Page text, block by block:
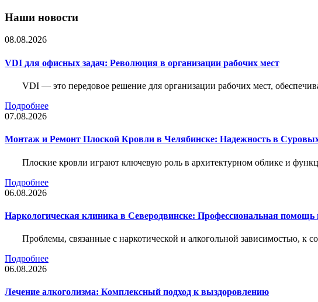
Наши новости
08.08.2026
VDI для офисных задач: Революция в организации рабочих мест
VDI — это передовое решение для организации рабочих мест,
Подробнее
07.08.2026
Монтаж и Ремонт Плоской Кровли в Челябинске: Надежность в
Плоские кровли играют ключевую роль в архитектурном облике и
Подробнее
06.08.2026
Наркологическая клиника в Северодвинске: Профессиональная помощь
Проблемы, связанные с наркотической и алкогольной зависимостью, к
Подробнее
06.08.2026
Лечение алкоголизма: Комплексный подход к выздоровлению